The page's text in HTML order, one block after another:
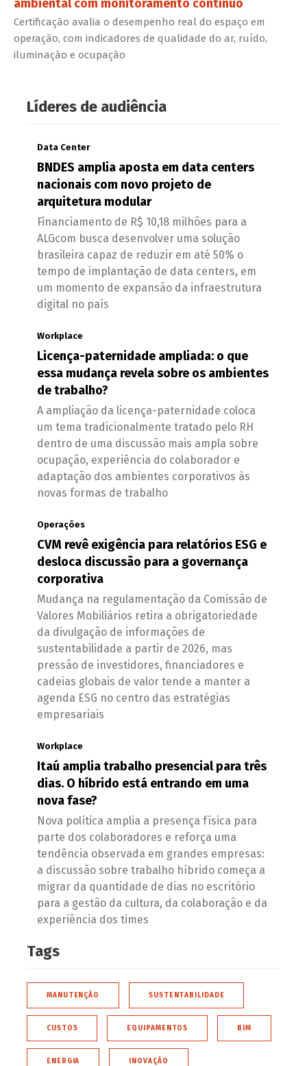
ambiental com monitoramento contínuo
Certificação avalia o desempenho real do espaço em
operação, com indicadores de qualidade do ar, ruído,
iluminação e ocupação
Líderes de audiência
Data Center
BNDES amplia aposta em data centers
nacionais com novo projeto de
arquitetura modular
Financiamento de R$ 10,18 milhões para a
ALGcom busca desenvolver uma solução
brasileira capaz de reduzir em até 50% o
tempo de implantação de data centers, em
um momento de expansão da infraestrutura
digital no país
Workplace
Licença-paternidade ampliada: o que
essa mudança revela sobre os ambientes
de trabalho?
A ampliação da licença-paternidade coloca
um tema tradicionalmente tratado pelo RH
dentro de uma discussão mais ampla sobre
ocupação, experiência do colaborador e
adaptação dos ambientes corporativos às
novas formas de trabalho
Operações
CVM revê exigência para relatórios ESG e
desloca discussão para a governança
corporativa
Mudança na regulamentação da Comissão de
Valores Mobiliários retira a obrigatoriedade
da divulgação de informações de
sustentabilidade a partir de 2026, mas
pressão de investidores, financiadores e
cadeias globais de valor tende a manter a
agenda ESG no centro das estratégias
empresariais
Workplace
Itaú amplia trabalho presencial para três
dias. O híbrido está entrando em uma
nova fase?
Nova política amplia a presença física para
parte dos colaboradores e reforça uma
tendência observada em grandes empresas:
a discussão sobre trabalho híbrido começa a
migrar da quantidade de dias no escritório
para a gestão da cultura, da colaboração e da
experiência dos times
Tags
MANUTENÇÃO SUSTENTABILIDADE
CUSTOS EQUIPAMENTOS BIM
ENERGIA INOVAÇÃO